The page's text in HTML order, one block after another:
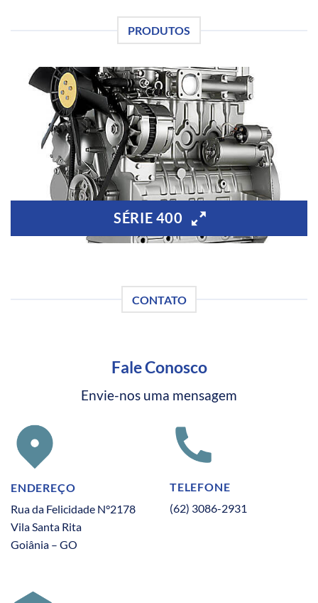
PRODUTOS
SÉRIE 400
CONTATO
Fale Conosco
Envie-nos uma mensagem
ENDEREÇO
Rua da Felicidade N°2178
Vila Santa Rita
Goiânia – GO
TELEFONE
(62) 3086-2931